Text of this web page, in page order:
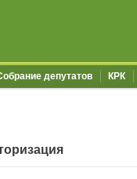
депутатов КРК